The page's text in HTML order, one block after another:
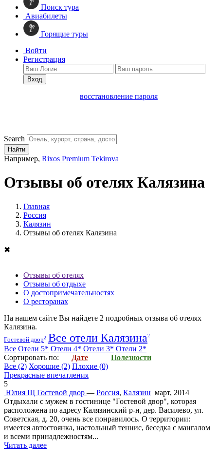
Поиск тура
Авиабилеты
Горящие туры
Войти
Регистрация
Вход
восстановление пароля
Search
Найти
Например, Rixos Premium Tekirova
Отзывы об отелях Калязина
Главная
Россия
Калязин
Отзывы об отелях Калязина
✖
Отзывы об отелях
Отзывы об отдыхе
О достопримечательностях
О ресторанах
На нашем сайте Вы найдете 2 подробных отзыва об отелях
Калязина.
Гостевой двор2 Все отели Калязина2
Все Отели 5* Отели 4* Отели 3* Отели 2*
Cортировать по:
Дате
Полезности
Все (2) Хорошие (2) Плохие (0)
Прекрасные впечатления
5
Юлия Щ Гостевой двор — Россия, Калязин март, 2014
Отдыхали с мужем в гостинице "Гостевой двор", которая
расположена по адресу Калязинский р-н, дер. Василево, ул.
Советская, д. 20, очень все понравилось. О территории:
имеется автостоянка, настольный теннис, беседка с мангалом
и всеми принадлежностям...
Читать далее